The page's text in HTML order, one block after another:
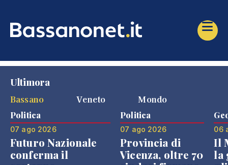
Ultimora
Bassano
Veneto Mondo
Politica
07 ago 2026
Futuro Nazionale
conferma il
Politica
07 ago 2026
Provincia di
Vicenza, oltre 70
06
Il
la